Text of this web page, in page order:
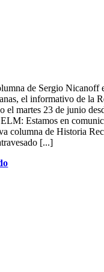
de Sergio Nicanoff
el informativo de la
el martes 23 de junio
Estamos en
columna de Historia
[...]